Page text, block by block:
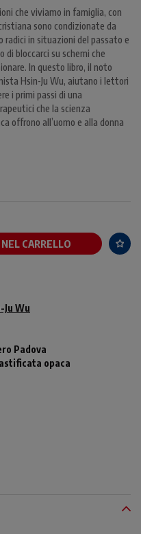
che viviamo in famiglia, con
sono condizionate da
radici in situazioni del passato e
di bloccarci su schemi che
In questo libro, il noto
Hsin-Ju Wu, aiutano i lettori
i primi passi di una
che la scienza
offrono all’uomo e alla donna
CARRELLO
Ju Wu
Padova
opaca